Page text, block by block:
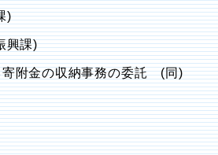
)
興課)
寄附金の収納事務の委託 (同)